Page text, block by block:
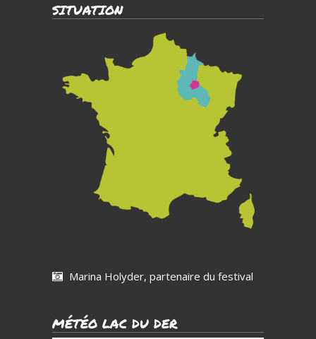
SITUATION
Marina Holyder, partenaire du festival
MÉTÉO LAC DU DER